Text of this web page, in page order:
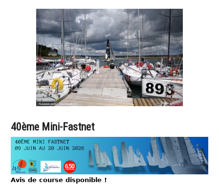
40ème Mini-Fastnet
Avis de course disponible !